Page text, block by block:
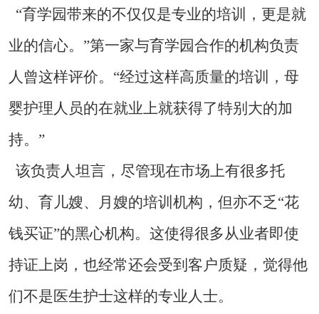
“育学园带来的不仅仅是专业的培训，更是就
业的信心。”第一家与育学园合作的机构负责
人曾这样评价。“经过这样高质量的培训，母
婴护理人员的在就业上就获得了特别大的加
持。”
该负责人坦言，尽管现在市场上有很多托
幼、育儿嫂、月嫂的培训机构，但亦不乏“花
钱买证”的黑心机构。这使得很多从业者即使
持证上岗，也经常还会受到客户质疑，觉得他
们不是医生护士这样的专业人士。